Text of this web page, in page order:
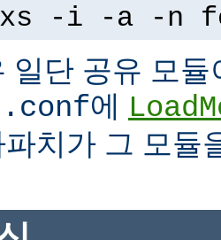
-i -a -n
일단 공유 모
에
치가 그 모듈